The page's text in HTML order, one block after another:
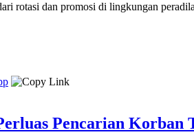
rotasi dan promosi di lingkungan
Pencarian Korban